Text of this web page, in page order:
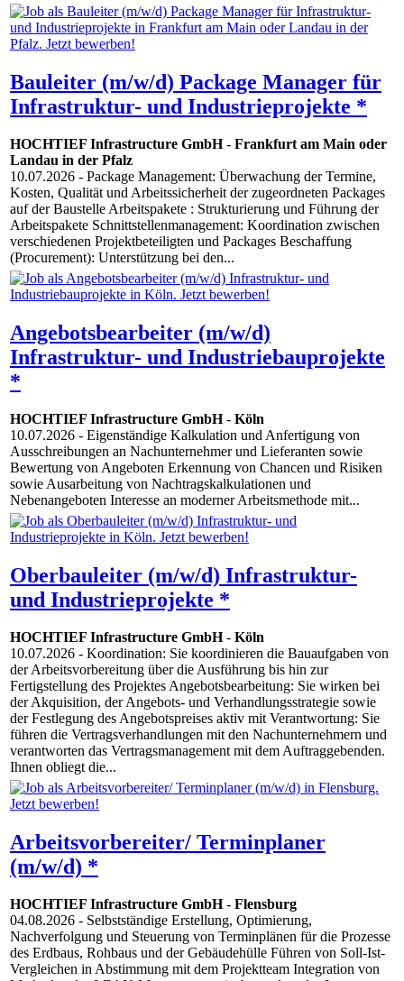
Bauleiter (m/w/d) Package Manager für
Infrastruktur- und Industrieprojekte *
HOCHTIEF Infrastructure GmbH- Frankfurt am Main oder
Landau in der Pfalz
10.07.2026 - Package Management: Überwachung der Termine,
Kosten, Qualität und Arbeitssicherheit der zugeordneten Packages
auf der Baustelle Arbeitspakete : Strukturierung und Führung der
Arbeitspakete Schnittstellenmanagement: Koordination zwischen
verschiedenen Projektbeteiligten und Packages Beschaffung
(Procurement): Unterstützung bei den...
Angebotsbearbeiter (m/w/d)
Infrastruktur- und Industriebauprojekte
*
HOCHTIEF Infrastructure GmbH- Köln
10.07.2026 - Eigenständige Kalkulation und Anfertigung von
Ausschreibungen an Nachunternehmer und Lieferanten sowie
Bewertung von Angeboten Erkennung von Chancen und Risiken
sowie Ausarbeitung von Nachtragskalkulationen und
Nebenangeboten Interesse an moderner Arbeitsmethode mit...
Oberbauleiter (m/w/d) Infrastruktur-
und Industrieprojekte *
HOCHTIEF Infrastructure GmbH- Köln
10.07.2026 - Koordination: Sie koordinieren die Bauaufgaben von
der Arbeitsvorbereitung über die Ausführung bis hin zur
Fertigstellung des Projektes Angebotsbearbeitung: Sie wirken bei
der Akquisition, der Angebots- und Verhandlungsstrategie sowie
der Festlegung des Angebotspreises aktiv mit Verantwortung: Sie
führen die Vertragsverhandlungen mit den Nachunternehmern und
verantworten das Vertragsmanagement mit dem Auftraggebenden.
Ihnen obliegt die...
Arbeitsvorbereiter/ Terminplaner
(m/w/d) *
HOCHTIEF Infrastructure GmbH- Flensburg
04.08.2026 - Selbstständige Erstellung, Optimierung,
Nachverfolgung und Steuerung von Terminplänen für die Prozesse
des Erdbaus, Rohbaus und der Gebäudehülle Führen von Soll-Ist-
Vergleichen in Abstimmung mit dem Projektteam Integration von